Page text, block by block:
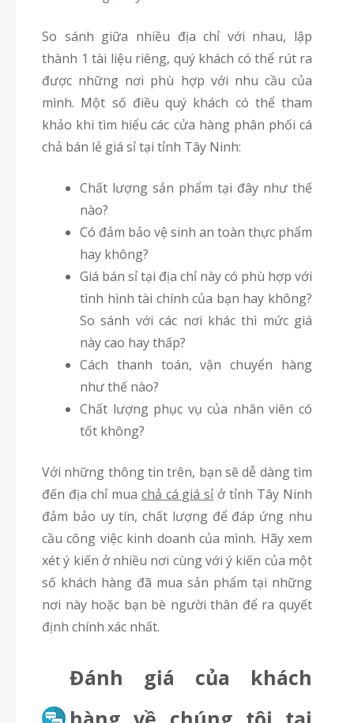
So sánh giữa nhiều địa chỉ với nhau, lập
thành 1 tài liệu riêng, quý khách có thể rút ra
được những nơi phù hợp với nhu cầu của
mình. Một số điều quý khách có thể tham
khảo khi tìm hiểu các cửa hàng phân phối cá
chả bán lẻ giá sỉ tại tỉnh Tây Ninh:
Chất lượng sản phẩm tại đây như thế
nào?
Có đảm bảo vệ sinh an toàn thực phẩm
hay không?
Giá bán sỉ tại địa chỉ này có phù hợp với
tình hình tài chính của bạn hay không?
So sánh với các nơi khác thì mức giá
này cao hay thấp?
Cách thanh toán, vận chuyển hàng
như thế nào?
Chất lượng phục vụ của nhân viên có
tốt không?
Với những thông tin trên, bạn sẽ dễ dàng tìm
đến địa chỉ mua chả cá giá sỉ ở tỉnh Tây Ninh
đảm bảo uy tín, chất lượng để đáp ứng nhu
cầu công việc kinh doanh của mình. Hãy xem
xét ý kiến ở nhiều nơi cùng với ý kiến của một
số khách hàng đã mua sản phẩm tại những
nơi này hoặc bạn bè người thân để ra quyết
định chính xác nhất.
Đánh giá của khách